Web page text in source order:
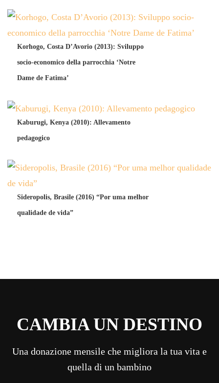
Korhogo, Costa D’Avorio (2013): Sviluppo
socio-economico della parrocchia ‘Notre
Dame de Fatima’
Kaburugi, Kenya (2010): Allevamento
pedagogico
Sideropolis, Brasile (2016) “Por uma melhor
qualidade de vida”
CAMBIA UN DESTINO
Una donazione mensile che migliora la tua vita e
quella di un bambino